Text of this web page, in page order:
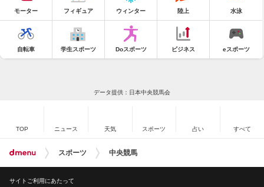
モーター フィギュア ウィンター 陸上 水泳
自転車 学生スポーツ Doスポーツ ビジネス eスポーツ
データ提供：日本中央競馬会
TOP ニュース 天気 スポーツ 占い すべて
スポーツ 中央競馬
サイトご利用にあたって